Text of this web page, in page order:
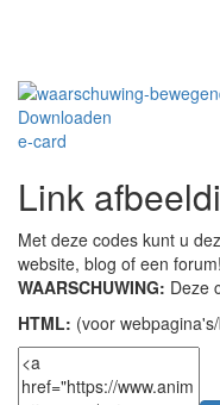
Downloaden
e-card
Link
Met deze codes kunt u
website, blog of een forum!
WAARSCHUWING: Deze
HTML: (voor